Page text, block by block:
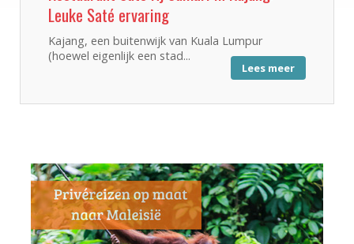
Leuke Saté ervaring
Kajang, een buitenwijk van Kuala Lumpur
(hoewel eigenlijk een stad...
Lees meer